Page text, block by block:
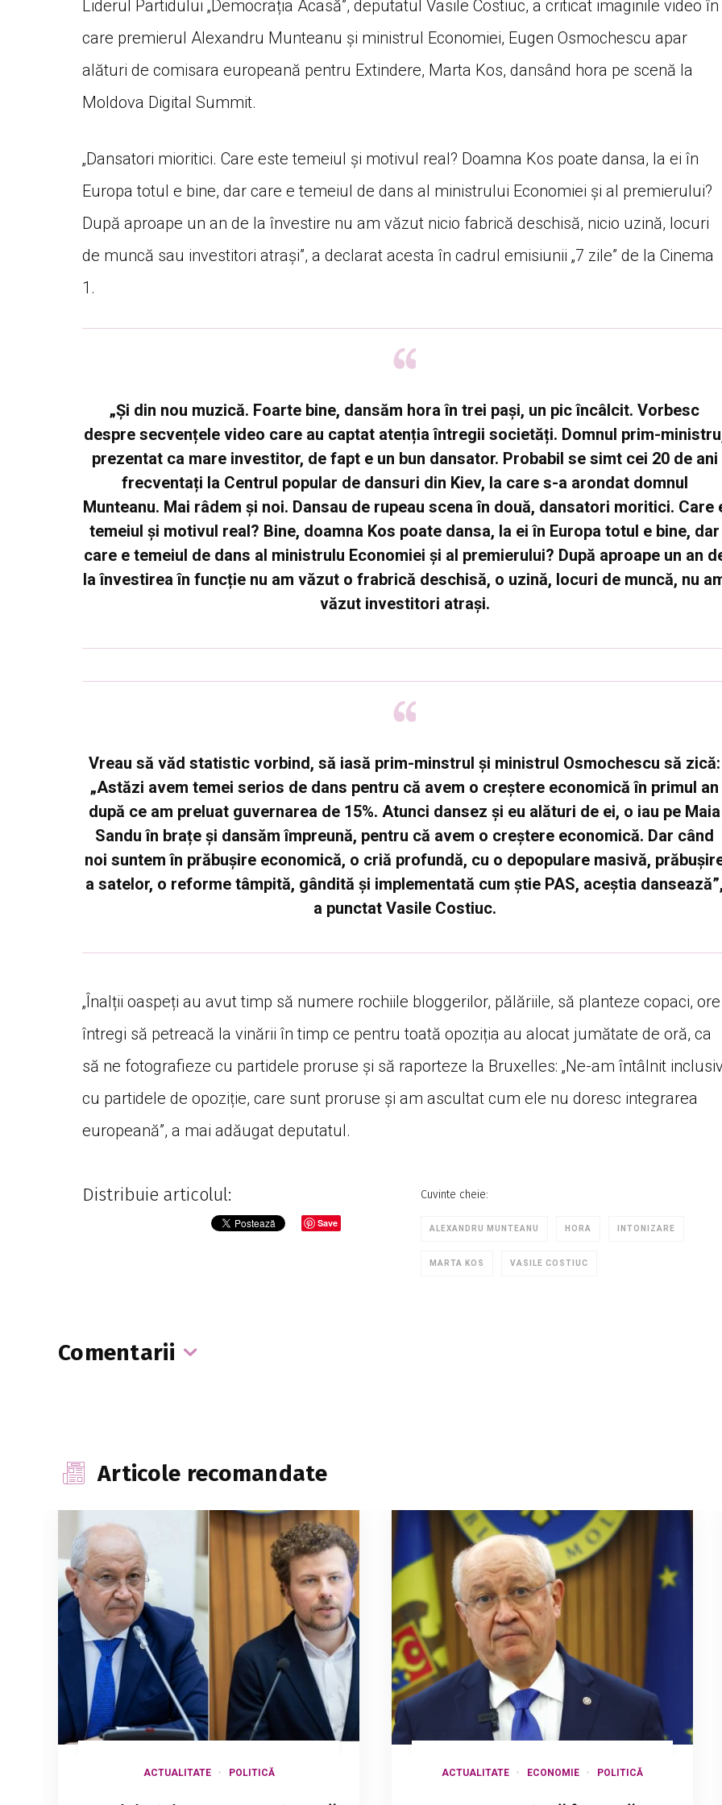
Liderul Partidului „Democrația Acasă”, deputatul Vasile Costiuc, a criticat imaginile video în
care premierul Alexandru Munteanu și ministrul Economiei, Eugen Osmochescu apar
alături de comisara europeană pentru Extindere, Marta Kos, dansând hora pe scenă la
Moldova Digital Summit.
„Dansatori mioritici. Care este temeiul și motivul real? Doamna Kos poate dansa, la ei în
Europa totul e bine, dar care e temeiul de dans al ministrului Economiei și al premierului?
După aproape un an de la învestire nu am văzut nicio fabrică deschisă, nicio uzină, locuri
de muncă sau investitori atrași”, a declarat acesta în cadrul emisiunii „7 zile” de la Cinema
1.
„Și din nou muzică. Foarte bine, dansăm hora în trei pași, un pic încâlcit. Vorbesc
despre secvențele video care au captat atenția întregii societăți. Domnul prim-
prezentat ca mare investitor, de fapt e un bun dansator. Probabil se simt cei 20 de ani
frecventați la Centrul popular de dansuri din Kiev, la care s-a arondat domnul
Munteanu. Mai râdem și noi. Dansau de rupeau scena în două, dansatori moritici. Care
temeiul și motivul real? Bine, doamna Kos poate dansa, la ei în Europa totul e bine, dar
care e temeiul de dans al ministrulu Economiei și al premierului? După aproape un an
la învestirea în funcție nu am văzut o frabrică deschisă, o uzină, locuri de muncă, nu
văzut investitori atrași.
Vreau să văd statistic vorbind, să iasă prim-minstrul și ministrul Osmochescu să zică:
„Astăzi avem temei serios de dans pentru că avem o creștere economică în primul an
după ce am preluat guvernarea de 15%. Atunci dansez și eu alături de ei, o iau pe Maia
Sandu în brațe și dansăm împreună, pentru că avem o creștere economică. Dar când
noi suntem în prăbușire economică, o criă profundă, cu o depopulare masivă,
a satelor, o reforme tâmpită, gândită și implementată cum știe PAS, aceștia
a punctat Vasile Costiuc.
„Înalții oaspeți au avut timp să numere rochiile bloggerilor, pălăriile, să planteze copaci, ore
întregi să petreacă la vinării în timp ce pentru toată opoziția au alocat jumătate de oră, ca
să ne fotografieze cu partidele proruse și să raporteze la Bruxelles: „Ne-am întâlnit
cu partidele de opoziție, care sunt proruse și am ascultat cum ele nu doresc integrarea
europeană”, a mai adăugat deputatul.
Distribuie articolul:
Save
Cuvinte cheie:
ALEXANDRU MUNTEANU HORA INTONIZARE
MARTA KOS VASILE COSTIUC
Comentarii
Articole recomandate
ACTUALITATE POLITICĂ ACTUALITATE ECONOMIE POLITICĂ